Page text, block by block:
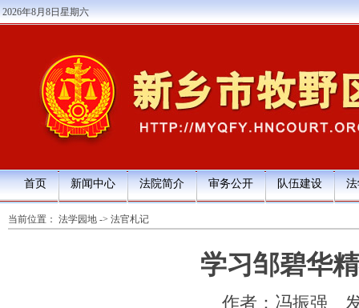
2026年8月8日星期六
首页 新闻中心 法院简介 审务公开 队伍建设
当前位置： 法学园地 -> 法官札记
学习邹碧华
作者：冯振强